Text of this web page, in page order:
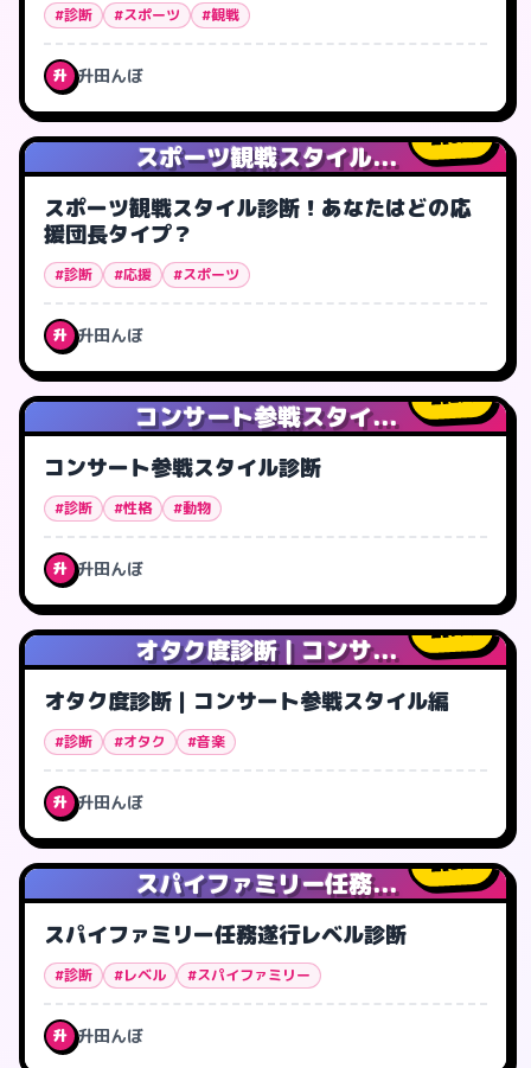
#診断 #スポーツ #観戦
升 升田んぼ
スポーツ観戦スタイル...
0人
スポーツ観戦スタイル診断！あなたはどの応
援団長タイプ？
#診断 #応援 #スポーツ
升 升田んぼ
コンサート参戦スタイ...
2人
コンサート参戦スタイル診断
#診断 #性格 #動物
升 升田んぼ
オタク度診断｜コンサ...
7人
オタク度診断｜コンサート参戦スタイル編
#診断 #オタク #音楽
升 升田んぼ
スパイファミリー任務...
8人
スパイファミリー任務遂行レベル診断
#診断 #レベル #スパイファミリー
升 升田んぼ